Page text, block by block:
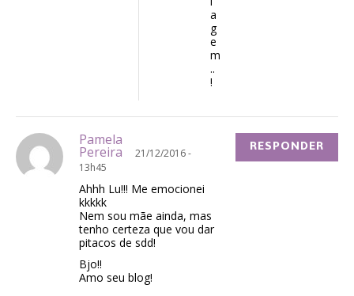
a
g
e
m
..
!
Pamela
Pereira
21/12/2016 -
13h45
Ahhh Lu!!! Me emocionei
kkkkk
Nem sou mãe ainda, mas
tenho certeza que vou dar
pitacos de sdd!
Bjo!!
Amo seu blog!
RESPONDER